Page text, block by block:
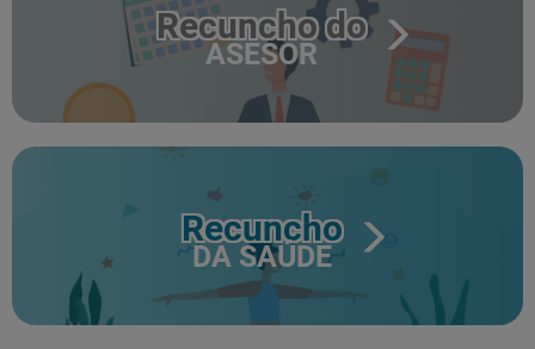
Recuncho do
ASESOR
Recuncho
DA SAÚDE